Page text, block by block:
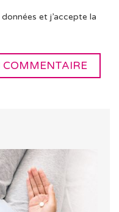
et j’accepte la